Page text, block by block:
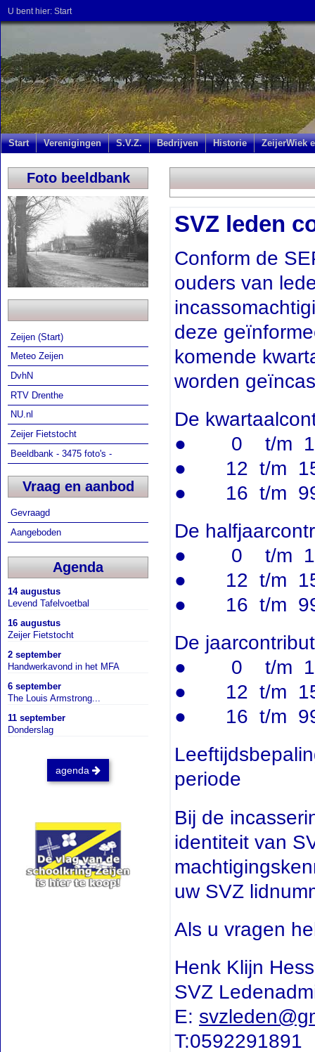
U bent hier: Start
Start Verenigingen S.V.Z. Bedrijven Historie ZeijerWiek
Foto beeldbank
Zeijen (Start)
Meteo Zeijen
DvhN
RTV Drenthe
NU.nl
Zeijer Fietstocht
Beeldbank - 3475 foto's -
Vraag en aanbod
Gevraagd
Aangeboden
Agenda
14 augustus
Levend Tafelvoetbal
16 augustus
Zeijer Fietstocht
2 september
Handwerkavond in het MFA
6 september
The Louis Armstrong...
11 september
Donderslag
agenda
SVZ leden
Conform de
ouders van
deze
komende
worden
De
● 0 t/m 11
● 12 t/m
● 16 t/m
De
● 0 t/m 11
● 12 t/m
● 16 t/m
De
● 0 t/m 11
● 12 t/m
● 16 t/m
periode
Bij de
identiteit van
uw SVZ
Als u vragen
Henk Klijn
SVZ
E:
T:0592291891